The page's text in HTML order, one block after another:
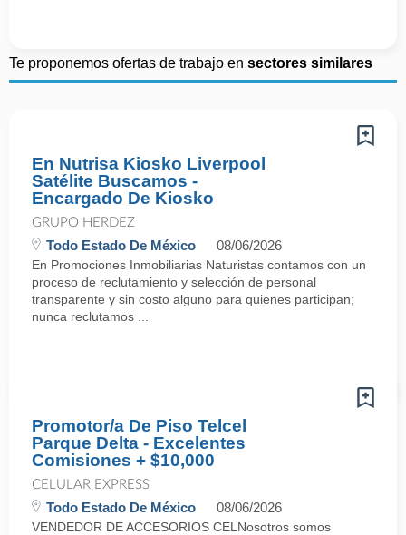
Te proponemos ofertas de trabajo en sectores similares
En Nutrisa Kiosko Liverpool
Satélite Buscamos -
Encargado De Kiosko
GRUPO HERDEZ
Todo Estado De México 08/06/2026
En Promociones Inmobiliarias Naturistas contamos con un
proceso de reclutamiento y selección de personal
transparente y sin costo alguno para quienes participan;
nunca reclutamos ...
Promotor/a De Piso Telcel
Parque Delta - Excelentes
Comisiones + $10,000
CELULAR EXPRESS
Todo Estado De México 08/06/2026
VENDEDOR DE ACCESORIOS CELNosotros somos